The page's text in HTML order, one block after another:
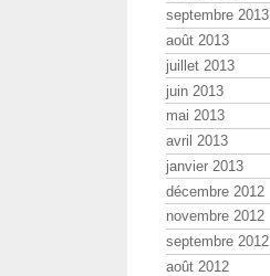
septembre 2013
août 2013
juillet 2013
juin 2013
mai 2013
avril 2013
janvier 2013
décembre 2012
novembre 2012
septembre 2012
août 2012